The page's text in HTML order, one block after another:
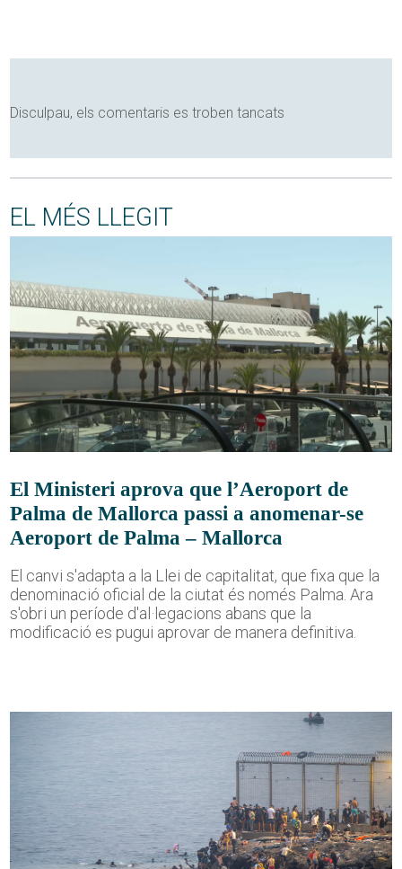
Disculpau, els comentaris es troben tancats
EL MÉS LLEGIT
El Ministeri aprova que l’Aeroport de
Palma de Mallorca passi a anomenar-se
Aeroport de Palma – Mallorca
El canvi s'adapta a la Llei de capitalitat, que fixa que la
denominació oficial de la ciutat és només Palma. Ara
s'obri un període d'al·legacions abans que la
modificació es pugui aprovar de manera definitiva.